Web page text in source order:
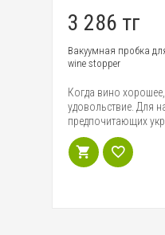
3 286 тг
Вакуумная пробка
wine stopper
Когда вино хорошее,
удовольствие. Для
предпочитающих